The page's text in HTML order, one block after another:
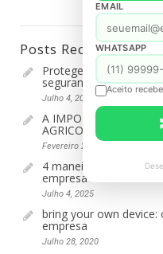
Posts Recentes_
Protegendo sua
segurança cibernética
Julho 4, 2025
A IMPORTANCIA DA
AGRICOLA E NO
Fevereiro 23, 2021
4 maneiras de ganhar
empresa
Julho 4, 2025
bring your own
empresa
Julho 28, 2020
EMAIL
WHATSAPP
Aceito